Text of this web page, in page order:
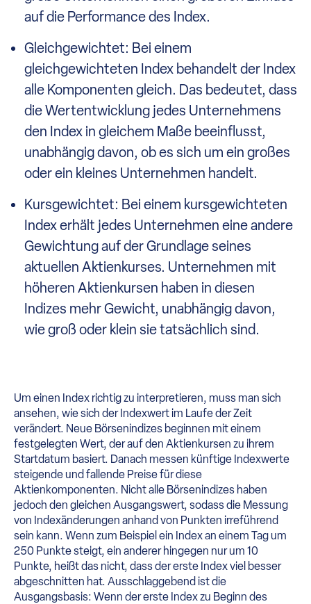
auf die Performance des Index.
Gleichgewichtet: Bei einem
gleichgewichteten Index behandelt der Index
alle Komponenten gleich. Das bedeutet, dass
die Wertentwicklung jedes Unternehmens
den Index in gleichem Maße beeinflusst,
unabhängig davon, ob es sich um ein großes
oder ein kleines Unternehmen handelt.
Kursgewichtet: Bei einem kursgewichteten
Index erhält jedes Unternehmen eine andere
Gewichtung auf der Grundlage seines
aktuellen Aktienkurses. Unternehmen mit
höheren Aktienkursen haben in diesen
Indizes mehr Gewicht, unabhängig davon,
wie groß oder klein sie tatsächlich sind.
Um einen Index richtig zu interpretieren, muss man sich
ansehen, wie sich der Indexwert im Laufe der Zeit
verändert. Neue Börsenindizes beginnen mit einem
festgelegten Wert, der auf den Aktienkursen zu ihrem
Startdatum basiert. Danach messen künftige Indexwerte
steigende und fallende Preise für diese
Aktienkomponenten. Nicht alle Börsenindizes haben
jedoch den gleichen Ausgangswert, sodass die Messung
von Indexänderungen anhand von Punkten irreführend
sein kann. Wenn zum Beispiel ein Index an einem Tag um
250 Punkte steigt, ein anderer hingegen nur um 10
Punkte, heißt das nicht, dass der erste Index viel besser
abgeschnitten hat. Ausschlaggebend ist die
Ausgangsbasis: Wenn der erste Index zu Beginn des